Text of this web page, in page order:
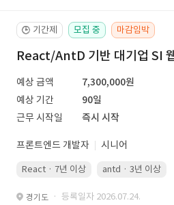
🕒 기간제 모집 중 마감임박
React/AntD 기반 대기업 SI
예상 금액
7,300,000원
예상 기간
90일
근무 시작일
즉시 시작
프론트엔드 개발자 시니어
React · 7년 이상 antd · 3년 이상
경기도 · 등록일자 2026.07.24.